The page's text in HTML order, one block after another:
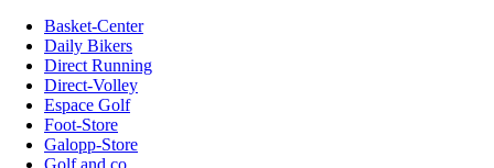
Basket-Center
Daily Bikers
Direct Running
Direct-Volley
Espace Golf
Foot-Store
Galopp-Store
Golf and co